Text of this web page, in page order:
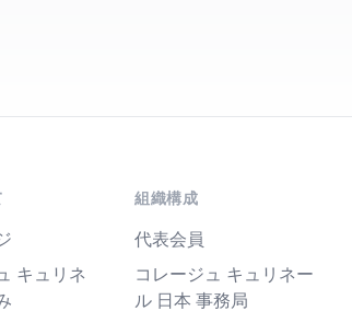
キュリネ
組織構成
代表会員
コレージュ キュリネー
ル 日本 事務局